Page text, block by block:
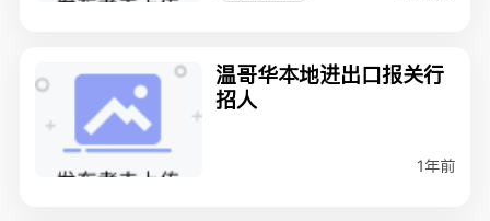
温哥华本地进出口报关行
招人
1年前